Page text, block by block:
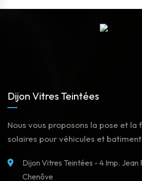
Dijon Vitres Teintées
Nous vous proposons la pose et
solaires pour véhicules et batiment
Dijon Vitres Teintées - 4 Imp. Jean
Chenôve